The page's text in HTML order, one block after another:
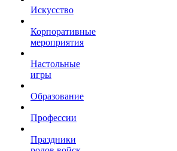
Искусство
Корпоративные
мероприятия
Настольные
игры
Образование
Профессии
Праздники